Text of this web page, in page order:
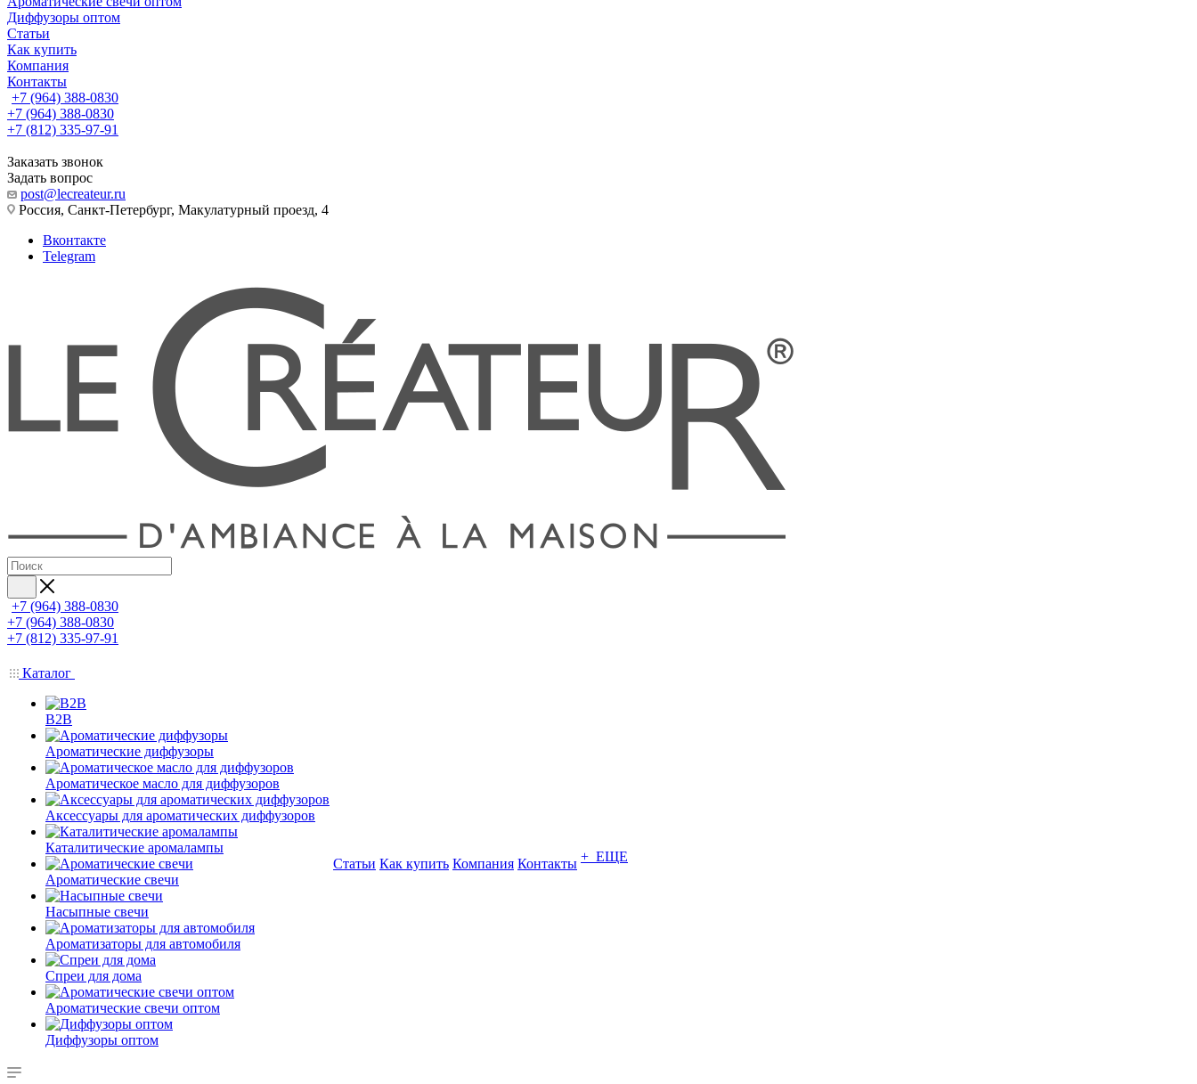
Диффузоры оптом
Статьи
Как купить
Компания
Контакты
+7 (964) 388-0830
+7 (964) 388-0830
+7 (812) 335-97-91
Заказать звонок
Задать вопрос
post@lecreateur.ru
Россия, Санкт-Петербург, Макулатурный проезд, 4
Вконтакте
Telegram
+7 (964) 388-0830
+7 (964) 388-0830
+7 (812) 335-97-91
Каталог
B2B
Ароматические диффузоры
Ароматическое масло для диффузоров
Аксессуары для ароматических диффузоров
Каталитические аромалампы
Ароматические свечи
Насыпные свечи
Ароматизаторы для автомобиля
Спреи для дома
Ароматические свечи оптом
Диффузоры оптом
Статьи Как купить Компания Контакты + ЕЩЕ